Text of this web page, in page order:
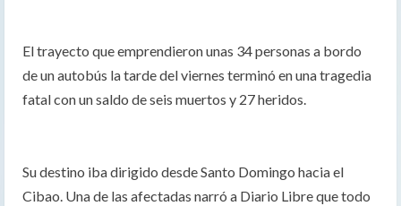
El trayecto que emprendieron unas 34 personas a bordo
de un autobús la tarde del viernes terminó en una tragedia
fatal con un saldo de seis muertos y 27 heridos.
Su destino iba dirigido desde Santo Domingo hacia el
Cibao. Una de las afectadas narró a Diario Libre que todo